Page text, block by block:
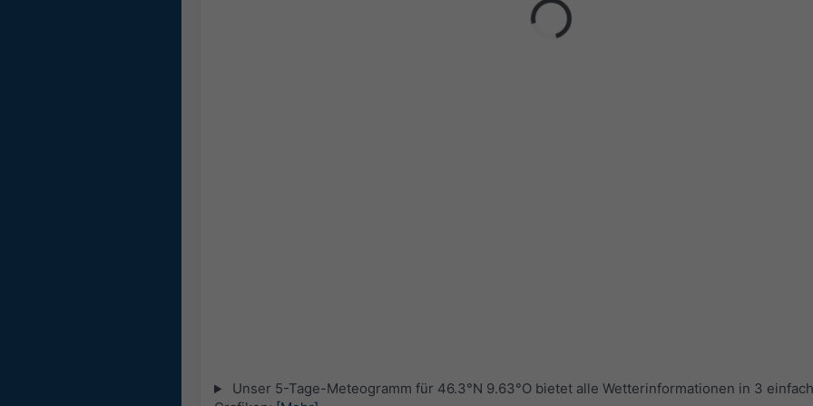
Unser 5-Tage-Meteogramm für 46.3°N 9.63°O bietet alle Wetterinformationen in 3